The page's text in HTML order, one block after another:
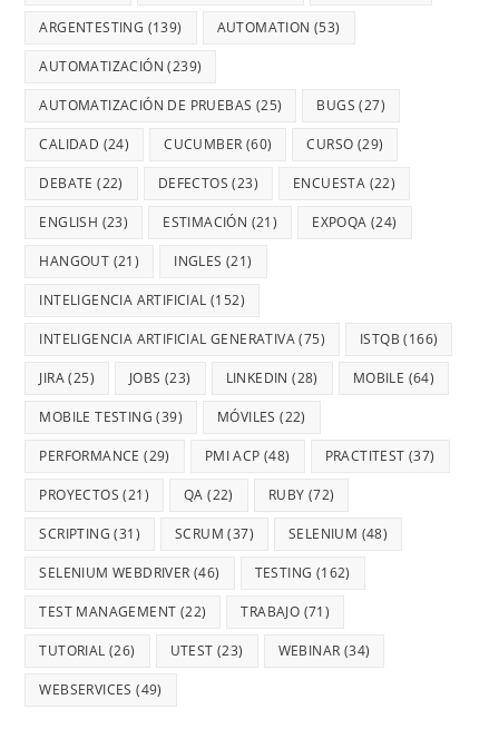
ARGENTESTING (139) AUTOMATION (53)
AUTOMATIZACIÓN (239)
AUTOMATIZACIÓN DE PRUEBAS (25) BUGS (27)
CALIDAD (24) CUCUMBER (60) CURSO (29)
DEBATE (22) DEFECTOS (23) ENCUESTA (22)
ENGLISH (23) ESTIMACIÓN (21) EXPOQA (24)
HANGOUT (21) INGLES (21)
INTELIGENCIA ARTIFICIAL (152)
INTELIGENCIA ARTIFICIAL GENERATIVA(75) ISTQB (166)
JIRA(25) JOBS (23) LINKEDIN (28) MOBILE (64)
MOBILE TESTING (39) MÓVILES (22)
PERFORMANCE (29) PMI ACP (48) PRACTITEST (37)
PROYECTOS (21) QA (22) RUBY (72)
SCRIPTING (31) SCRUM (37) SELENIUM (48)
SELENIUM WEBDRIVER (46) TESTING (162)
TEST MANAGEMENT (22) TRABAJO (71)
TUTORIAL (26) UTEST (23) WEBINAR (34)
WEBSERVICES (49)